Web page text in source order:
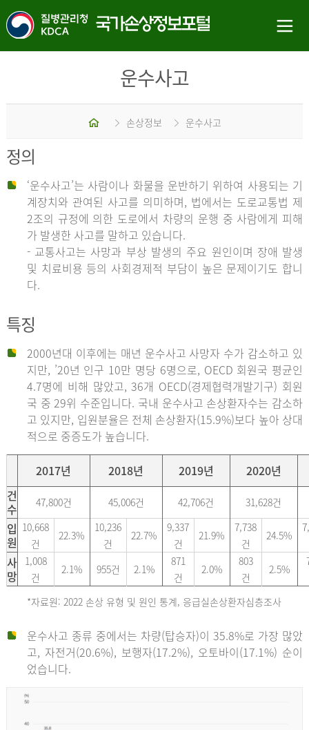
운수사고
홈 손상정보 운수사고
정의
‘운수사고’는 사람이나 화물을 운반하기 위하여 사용되는 기
계장치와 관여된 사고를 의미하며, 법에서는 도로교통법 제
2조의 규정에 의한 도로에서 차량의 운행 중 사람에게 피해
가 발생한 사고를 말하고 있습니다.
- 교통사고는 사망과 부상 발생의 주요 원인이며 장애 발생
및 치료비용 등의 사회경제적 부담이 높은 문제이기도 합니
다.
특징
2000년대 이후에는 매년 운수사고 사망자 수가 감소하고 있
지만, ’20년 인구 10만 명당 6명으로, OECD 회원국 평균인
4.7명에 비해 많았고, 36개 OECD(경제협력개발기구) 회원
국 중 29위 수준입니다. 국내 운수사고 손상환자수는 감소하
고 있지만, 입원분율은 전체 손상환자(15.9%)보다 높아 상대
적으로 중증도가 높습니다.
2017년 2018년 2019년
2020년
건
수
47,800건 45,006건 42,706건 31,628건
입
원
10,668
건
22.3%
10,236
건
22.7%
9,337
건
21.9%
7,738
건
24.5%
사
망
1,008
건
2.1% 955건 2.1%
871
건
2.0%
803
건
2.5%
*자료원: 2022 손상 유형 및 원인 통계, 응급실손상환자심층조사
운수사고 종류 중에서는 차량(탑승자)이 35.8%로 가장 많았
고, 자전거(20.6%), 보행자(17.2%), 오토바이(17.1%) 순이
었습니다.